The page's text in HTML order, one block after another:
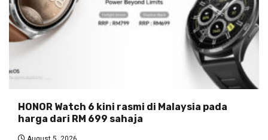
HONOR Watch 6 kini rasmi di Malaysia pada
harga dari RM 699 sahaja